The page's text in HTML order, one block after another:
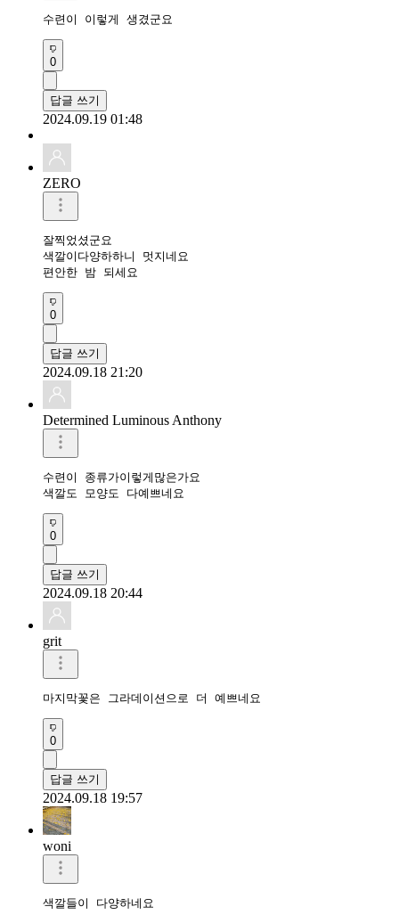
수련이 이렇게 생겼군요
0
답글 쓰기
2024.09.19 01:48
ZERO
잘찍었셨군요
색깔이다양하하니 멋지네요
0
답글 쓰기
2024.09.18 21:20
Determined Luminous Anthony
수련이 종류가이렇게많은가요
색깔도 모양도 다예쁘네요
0
답글 쓰기
2024.09.18 20:44
grit
마지막꽃은 그라데이션으로 더 예쁘네요
0
답글 쓰기
2024.09.18 19:57
woni
색깔들이 다양하네요